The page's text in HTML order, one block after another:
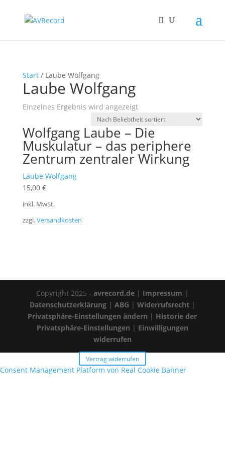
Start/ Laube Wolfgang
Laube Wolfgang
Einzelnes Ergebnis wird angezeigt
Wolfgang Laube – Die
Muskulatur – das periphere
Zentrum zentraler Wirkung
Laube Wolfgang
15,00 €
inkl. MwSt.
zzgl.Versandkosten
Copyright 2025 -avrecord.de | Impressum |
Datenschutzerklärung| ABG | Widerrufsrecht|
Privatsphäre-Einstellungen ändern | Historie der
Privatsphäre-Einstellungen | Einwilligungen
widerrufen
Vertrag widerrufen
Consent Management Platform von Real Cookie Banner